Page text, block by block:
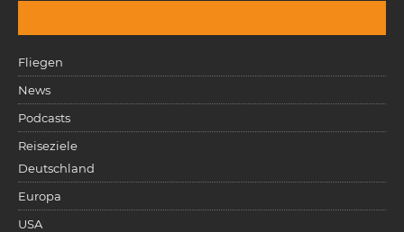
Fliegen
News
Podcasts
Reiseziele
Deutschland
Europa
USA